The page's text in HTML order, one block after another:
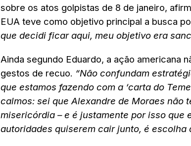
sobre os atos golpistas de 8 de janeiro,
EUA teve como objetivo principal a busca
que decidi ficar aqui, meu objetivo era
Ainda segundo Eduardo, a ação americana
gestos de recuo. “Não confundam
que estamos fazendo com a ‘carta do
calmos: sei que Alexandre de Moraes não
misericórdia – e é justamente por isso que
autoridades quiserem cair junto, é escolha